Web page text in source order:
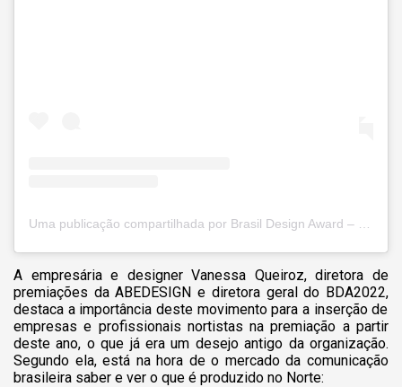
A empresária e designer Vanessa Queiroz, diretora de
premiações da ABEDESIGN e diretora geral do BDA2022,
destaca a importância deste movimento para a inserção de
empresas e profissionais nortistas na premiação a partir
deste ano, o que já era um desejo antigo da organização.
Segundo ela, está na hora de o mercado da comunicação
brasileira saber e ver o que é produzido no Norte: